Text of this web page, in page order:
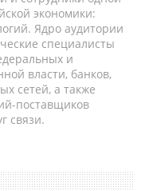
экономики:
Ядро аудитории
специалисты
и
власти, банков,
сетей, а также
поставщиков
связи.